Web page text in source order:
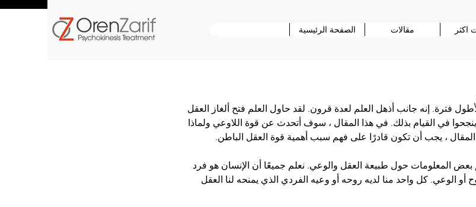
الصفحة الرئيسية مقالات اكثر
فترة. إنه جانب أذهل العلم لعدة قرون. لقد حاول العلم فتح ألغاز العقل
في القيام بذلك. في هذا المقال ، سوف أتحدث عن قوة اللاوعي ولماذا
المقال ، يجب أن تكون قادرًا على فهم سبب أهمية قوة العقل الباطن.
بعض المعلومات حول طبيعة العقل والوعي. نعلم جميعًا أن الإنسان هو فرد
أو الوعي. كل واحد منا لديه روحه أو وعيه الفردي الذي يمنحه لنا العقل